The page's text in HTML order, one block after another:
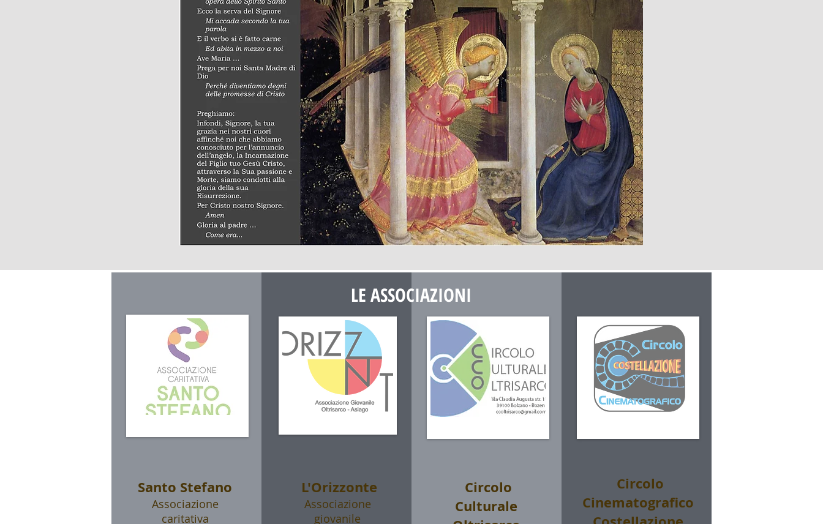
Santo Stefano
Associazione
caritativa
L'Orizzonte
Associazione
giovanile
Circolo
Culturale
Circolo
Cinematografico
LE ASSOCIAZIONI